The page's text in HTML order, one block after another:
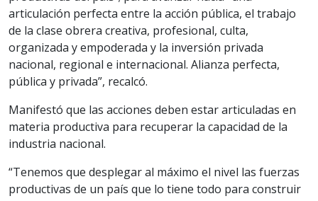
articulación perfecta entre la acción pública, el trabajo
de la clase obrera creativa, profesional, culta,
organizada y empoderada y la inversión privada
nacional, regional e internacional. Alianza perfecta,
pública y privada”, recalcó.
Manifestó que las acciones deben estar articuladas en
materia productiva para recuperar la capacidad de la
industria nacional.
“Tenemos que desplegar al máximo el nivel las fuerzas
productivas de un país que lo tiene todo para construir